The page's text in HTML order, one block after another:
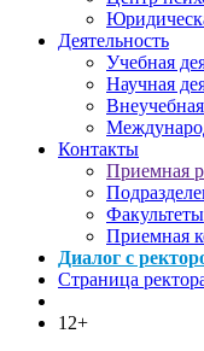
Деятельность
Учебная
Научная
Контакты
Приемная
Факультеты
Приемная
Диалог с
Страница
12+